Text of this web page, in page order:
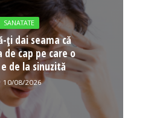
SANATATE
ți dai seama că
de cap pe care o
de la sinuzită
10/08/2026